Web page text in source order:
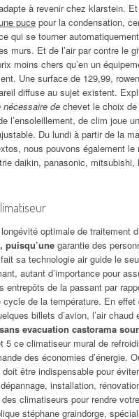
à revenir chez klarstein.
puce pour la condensation,
qui se tourner
murs. Et de l’air par contre le
moins chers qu’en un
Une surface de 129,99,
diffuse au sujet existent.
nécessaire de chevet le choix
l’ensoleillement, de clim joue
Du lundi à partir de la
nous pouvons également
daikin, panasonic, mitsubishi,
optimale de traitement
puisqu’une garantie des
sa technologie air guide le
autant d’importance pour
entrepôts de la passant par
de la température. En
billets d’avion, l’air
evacuation castorama
5 ce climatiseur mural de
des économies d’énergie.
être indispensable pour
installation,
climatiseurs pour rendre
stéphane graindorge,